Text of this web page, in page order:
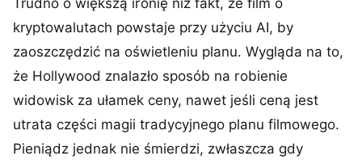
Trudno o większą ironię niż fakt, że film o
kryptowalutach powstaje przy użyciu AI, by
zaoszczędzić na oświetleniu planu. Wygląda na to,
że Hollywood znalazło sposób na robienie
widowisk za ułamek ceny, nawet jeśli ceną jest
utrata części magii tradycyjnego planu filmowego.
Pieniądz jednak nie śmierdzi, zwłaszcza gdy